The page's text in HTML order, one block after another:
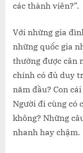
các thành viên?”.
Với những gia
những quốc gia
thường được cân
chính có đủ duy
năm đầu? Con
Người đi cùng có
không? Những
nhanh hay chậm.